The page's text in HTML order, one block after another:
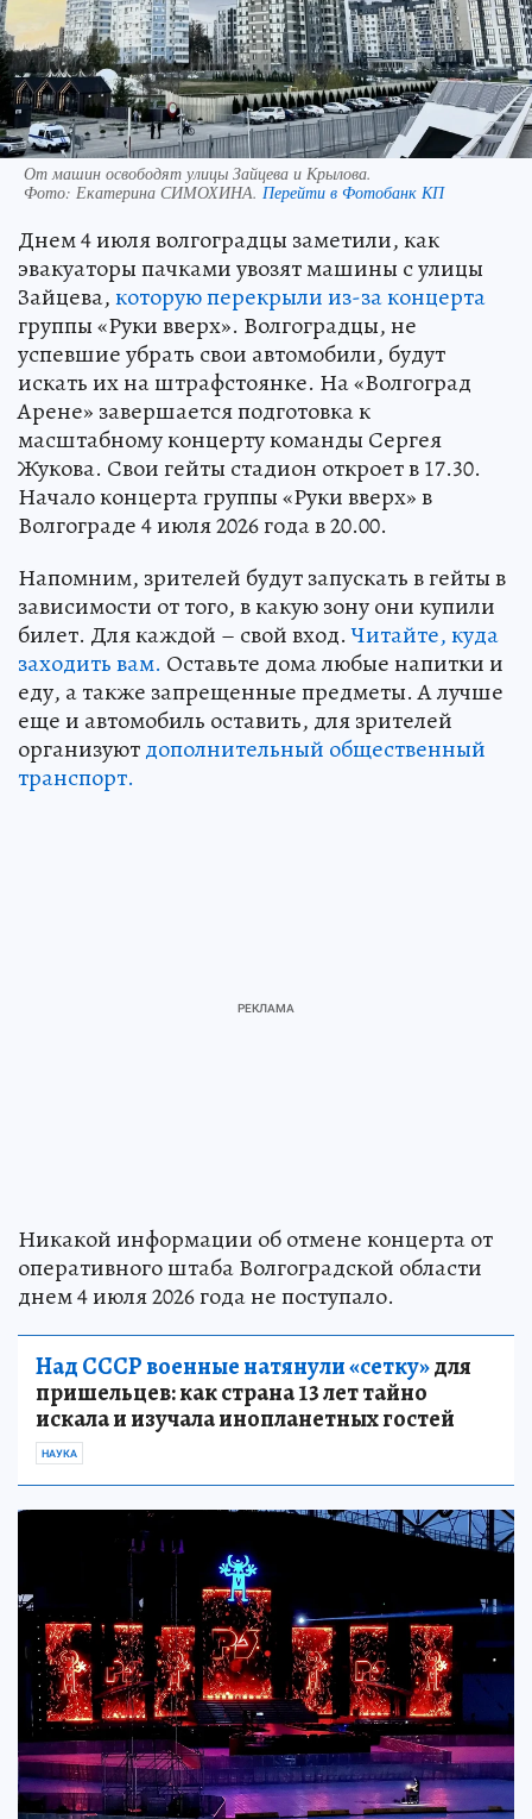
От машин освободят улицы Зайцева и Крылова.
Фото: Екатерина СИМОХИНА. Перейти в Фотобанк КП
Днем 4 июля волгоградцы заметили, как
эвакуаторы пачками увозят машины с улицы
Зайцева,которую перекрыли из-за концерта
группы «Руки вверх». Волгоградцы, не
успевшие убрать свои автомобили, будут
искать их на штрафстоянке. На «Волгоград
Арене» завершается подготовка к
масштабному концерту команды Сергея
Жукова. Свои гейты стадион откроет в 17.30.
Начало концерта группы «Руки вверх» в
Волгограде 4 июля 2026 года в 20.00.
Напомним, зрителей будут запускать в гейты в
зависимости от того, в какую зону они купили
билет. Для каждой – свой вход.Читайте, куда
заходить вам. Оставьте дома любые напитки и
еду, а также запрещенные предметы. А лучше
еще и автомобиль оставить, для зрителей
организуютдополнительный общественный
транспорт.
Никакой информации об отмене концерта от
оперативного штаба Волгоградской области
днем 4 июля 2026 года не поступало.
Над СССР военные натянули «сетку»для
пришельцев: как страна 13 лет тайно
искала и изучала инопланетных гостей
НАУКА